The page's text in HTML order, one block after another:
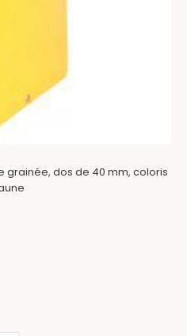
grainée, dos de 40 mm, coloris